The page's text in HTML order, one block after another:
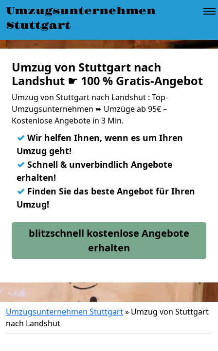
Umzugsunternehmen
Stuttgart
Umzug von Stuttgart nach
Landshut ☛ 100 % Gratis-Angebot
Umzug von Stuttgart nach Landshut : Top-
Umzugsunternehmen ➨ Umzüge ab 95€ –
Kostenlose Angebote in 3 Min.
✓ Wir helfen Ihnen, wenn es um Ihren
Umzug geht!
✓ Schnell & unverbindlich Angebote
erhalten!
✓ Finden Sie das beste Angebot für Ihren
Umzug!
blitzschnell kostenlose Angebote
erhalten
Umzugsunternehmen Stuttgart» Umzug von Stuttgart
nach Landshut